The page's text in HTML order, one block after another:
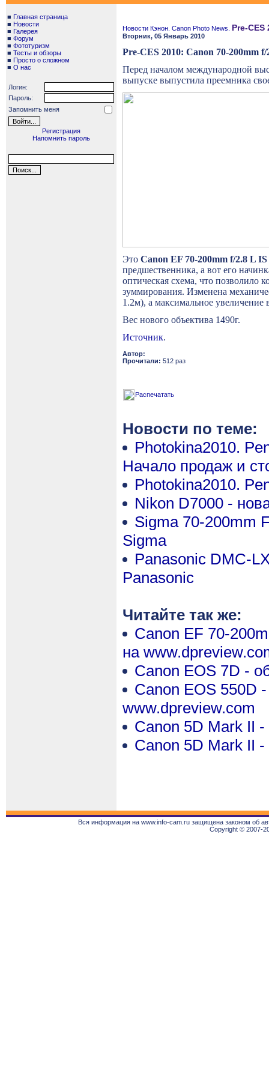
■ Главная страница
■ Новости
■ Галерея
■ Форум
■ Фототуризм
■ Тесты и обзоры
■ Просто о сложном
■ О нас
Логин:
Пароль:
Запомнить меня
Регистрация
Напомнить пароль
Новости Кэнон. Canon Photo News. Pre-
Вторник, 05 Январь 2010
Pre-CES 2010: Canon 70-200mm
Перед началом международной
выпуске выпустила преемника
Это Canon EF 70-200mm f/2.8 L
предшественника, а вот его
оптическая схема, что позволило
зуммирования. Изменена
1.2м), а максимальное увеличение
Вес нового объектива 1490г.
Источник.
Автор:
Прочитали: 512 раз
Распечатать
Новости по теме:
Photokina2010.
Начало продаж и
Photokina2010.
Nikon D7000 -
Sigma 70-200mm
Sigma
Panasonic DMC-
Panasonic
Читайте так же:
Canon EF 70-
на
Canon EOS 7D -
Canon EOS 550D
www.dpreview.com
Canon 5D Mark II
Canon 5D Mark II
Вся информация на www.info-cam.ru защищена законом об
Copyright © 2007-